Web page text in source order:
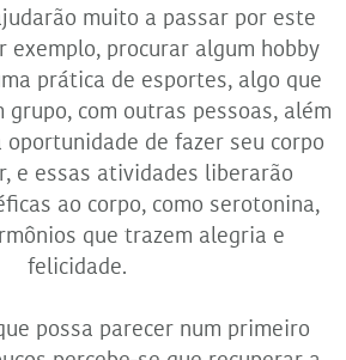
muito a passar por este
exemplo, procurar algum hobby
prática de esportes, algo que
com outras pessoas, além
de fazer seu corpo
e essas atividades liberarão
ao corpo, como serotonina,
que trazem alegria e
felicidade.
possa parecer num primeiro